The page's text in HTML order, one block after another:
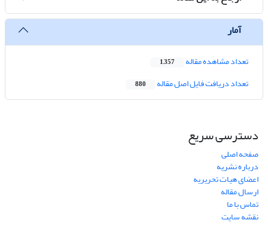
آمار
تعداد مشاهده مقاله 1,357
تعداد دریافت فایل اصل مقاله 880
دسترسی سریع
صفحه اصلی
درباره نشریه
اعضای هیات تحریریه
ارسال مقاله
تماس با ما
نقشه سایت